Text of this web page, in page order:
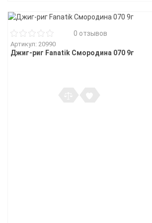
0 отзывов
Артикул: 20990
Джиг-риг Fanatik Смородина 070 9г